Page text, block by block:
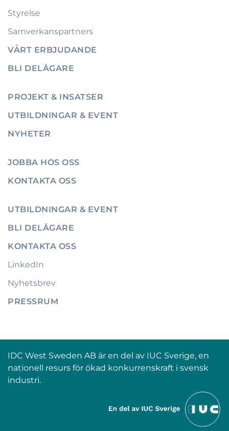
Styrelse
Samverkanspartners
VÅRT ERBJUDANDE
BLI DELÄGARE
PROJEKT & INSATSER
UTBILDNINGAR & EVENT
NYHETER
JOBBA HOS OSS
KONTAKTA OSS
UTBILDNINGAR & EVENT
BLI DELÄGARE
KONTAKTA OSS
LinkedIn
Nyhetsbrev
PRESSRUM
IDC West Sweden AB är en del av IUC Sverige, en
nationell resurs för ökad konkurrenskraft i svensk
industri.